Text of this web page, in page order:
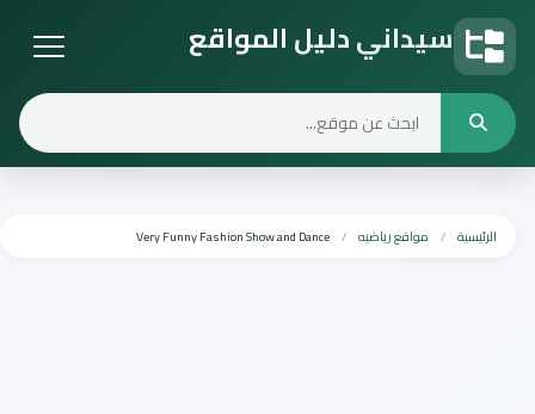
سيداني دليل المواقع
الرئيسية مواقع رياضيه Very Funny Fashion Show and Dance